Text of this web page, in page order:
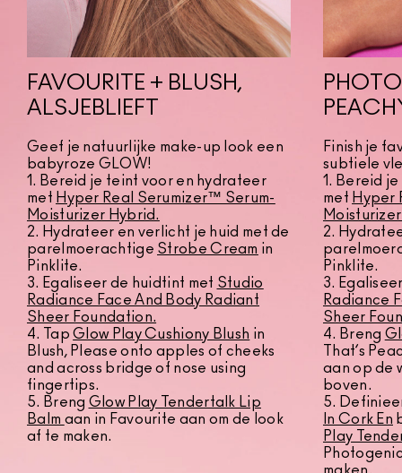
FAVOURITE + BLUSH,
ALSJEBLIEFT
Geef je natuurlijke make-up look een
babyroze GLOW!
1. Bereid je teint voor en hydrateer
met Hyper Real Serumizer™ Serum-
Moisturizer Hybrid.
2. Hydrateer en verlicht je huid met de
parelmoerachtige Strobe Cream in
Pinklite.
3. Egaliseer de huidtint met Studio
Radiance Face And Body Radiant
Sheer Foundation.
4. TapGlow Play Cushiony Blush in
Blush, Please onto apples of cheeks
and across bridge of nose using
fingertips.
5. Breng Glow Play Tendertalk Lip
Balm aan in Favourite aan om de look
af te maken.
Finish je
subtiele
1. Bereid
met Hyper
2.
Pinklite.
3.
Radiance
Sheer
4. Breng
That’s
aan op de
boven.
5.
In Cork En
Play
maken.